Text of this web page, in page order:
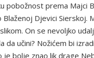
pobožnost prema Majci
Djevici Sierskoj.
On se nevoljko
da učini? Nožićem bi
je bolje znao lik drage